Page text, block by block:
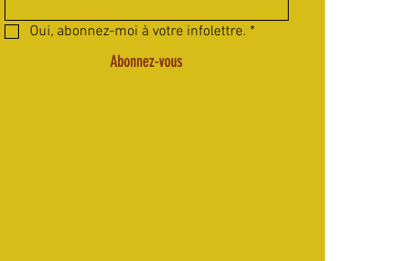
Oui, abonnez-moi à votre infolettre. *
Abonnez-vous